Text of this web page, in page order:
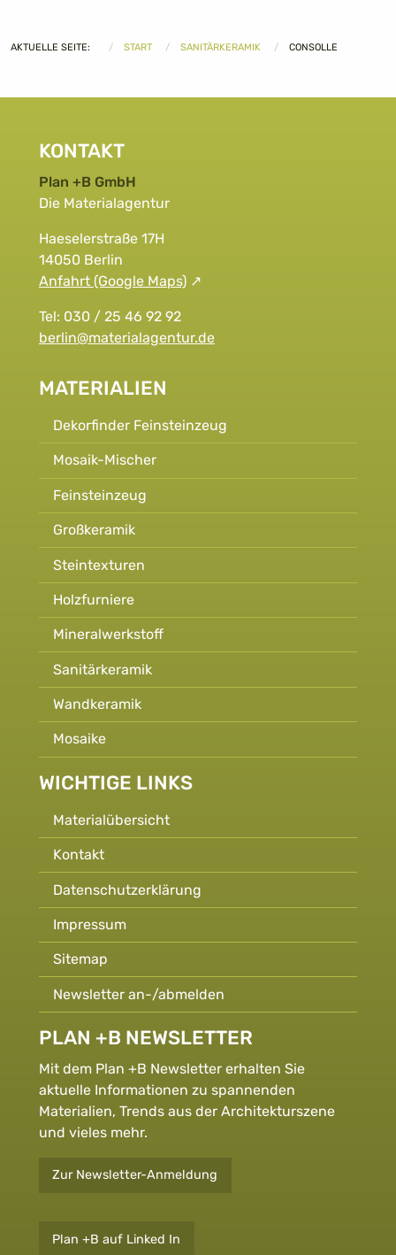
AKTUELLE SEITE: START SANITÄRKERAMIK CONSOLLE
KONTAKT
Plan +B GmbH
Die Materialagentur
Haeselerstraße 17H
14050 Berlin
Anfahrt (Google Maps)
Tel: 030 / 25 46 92 92
berlin@materialagentur.de
MATERIALIEN
Dekorfinder Feinsteinzeug
Mosaik-Mischer
Feinsteinzeug
Großkeramik
Steintexturen
Holzfurniere
Mineralwerkstoff
Sanitärkeramik
Wandkeramik
Mosaike
WICHTIGE LINKS
Materialübersicht
Kontakt
Datenschutzerklärung
Impressum
Sitemap
Newsletter an-/abmelden
PLAN +B NEWSLETTER
Mit dem Plan +B Newsletter erhalten Sie
aktuelle Informationen zu spannenden
Materialien, Trends aus der Architekturszene
und vieles mehr.
Zur Newsletter-Anmeldung
Plan +B auf Linked In